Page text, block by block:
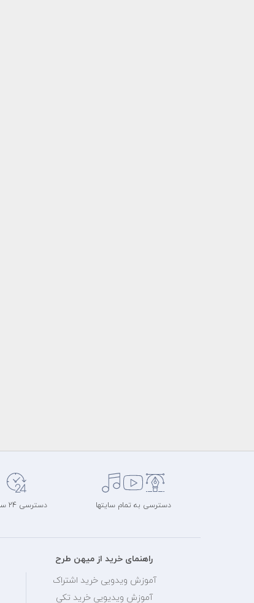
دسترسی به تمام سایتها دسترسی 24 ساعته
راهنمای خرید از میهن طرح
آموزش ویدویی خرید اشتراک
آموزش ویدیویی خرید تکی